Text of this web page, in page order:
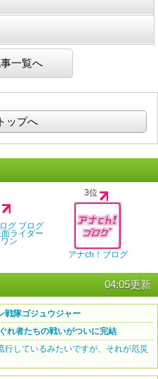
一覧へ
ップへ
グ ブログ
ライダー
ン
3位
アナch！ブログ
04:05更新
戦隊ゴジュウジャー
れ者たちの戦いがついに完結
行しているみたいですが、それが厄災